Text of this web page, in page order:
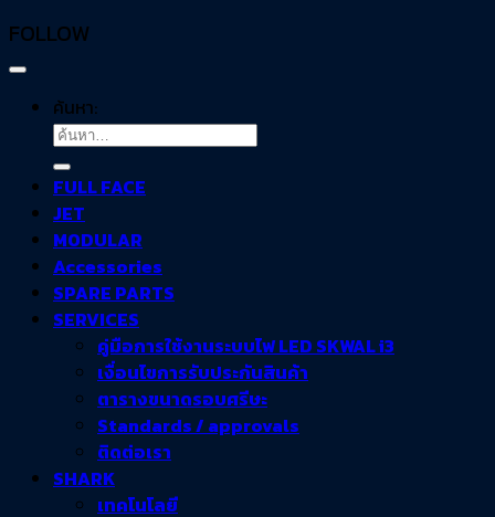
FOLLOW
ค้นหา:
FULL FACE
JET
MODULAR
Accessories
SPARE PARTS
SERVICES
คู่มือการใช้งานระบบไฟ LED SKWAL i3
เงื่อนไขการรับประกันสินค้า
ตารางขนาดรอบศรีษะ
Standards / approvals
ติดต่อเรา
SHARK
เทคโนโลยี